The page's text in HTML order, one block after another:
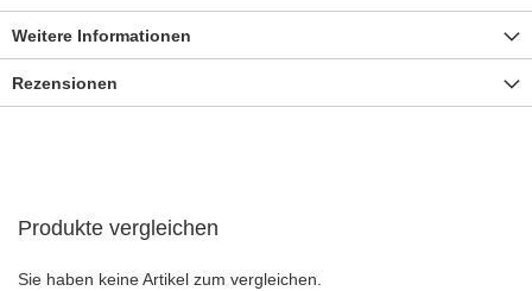
Weitere Informationen
Rezensionen
Produkte vergleichen
Sie haben keine Artikel zum vergleichen.